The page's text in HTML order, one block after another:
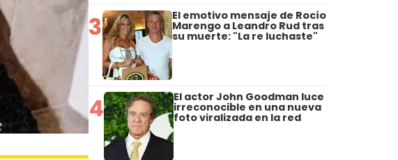
3 El emotivo mensaje de Rocío
Marengo a Leandro Rud tras
su muerte: "La re luchaste"
4 El actor John Goodman luce
irreconocible en una nueva
foto viralizada en la red